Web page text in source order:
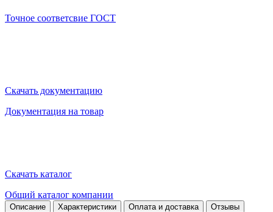
Точное соответсвие ГОСТ
Скачать документацию
Документация на товар
Скачать каталог
Общий каталог компании
Описание Характеристики Оплата и доставка Отзывы